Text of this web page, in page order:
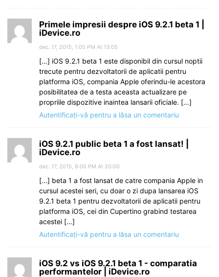
Primele impresii despre iOS 9.2.1 beta 1 |
iDevice.ro
dec. 17, 2015, 1:05 PM At 13:05
[…] iOS 9.2.1 beta 1 este disponibil din cursul noptii
trecute pentru dezvoltatorii de aplicatii pentru
platforma iOS, compania Apple oferindu-le acestora
posibilitatea de a testa aceasta actualizare pe
propriile dispozitive inaintea lansarii oficiale. […]
Autentificați-vă pentru a lăsa un comentariu
iOS 9.2.1 public beta 1 a fost lansat! |
iDevice.ro
dec. 17, 2015, 8:00 PM At 20:00
[…] beta 1 a fost lansat de catre compania Apple in
cursul acestei seri, cu doar o zi dupa lansarea iOS
9.2.1 beta 1 pentru dezvoltatorii de aplicatii pentru
platforma iOS, cei din Cupertino grabind testarea
acestei […]
Autentificați-vă pentru a lăsa un comentariu
iOS 9.2 vs iOS 9.2.1 beta 1 - comparatia
performantelor | iDevice.ro